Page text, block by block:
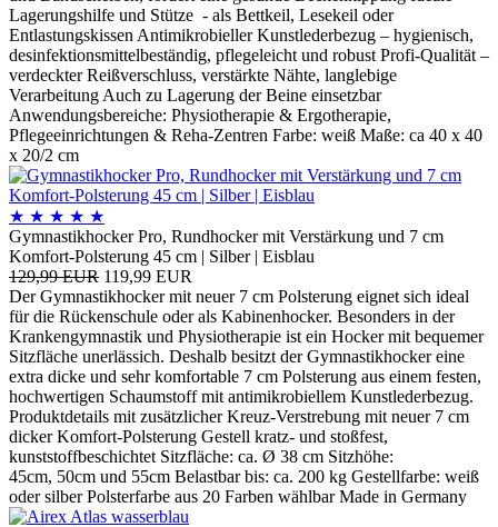
Lagerungshilfe und Stütze - als Bettkeil, Lesekeil oder
Entlastungskissen Antimikrobieller Kunstlederbezug – hygienisch,
desinfektionsmittelbeständig, pflegeleicht und robust Profi-Qualität –
verdeckter Reißverschluss, verstärkte Nähte, langlebige
Verarbeitung Auch zu Lagerung der Beine einsetzbar
Anwendungsbereiche: Physiotherapie & Ergotherapie,
Pflegeeinrichtungen & Reha-Zentren Farbe: weiß Maße: ca 40 x 40
x 20/2 cm
★ ★ ★ ★ ★
Gymnastikhocker Pro, Rundhocker mit Verstärkung und 7 cm
Komfort-Polsterung 45 cm | Silber | Eisblau
129,99 EUR 119,99 EUR
Der Gymnastikhocker mit neuer 7 cm Polsterung eignet sich ideal
für die Rückenschule oder als Kabinenhocker. Besonders in der
Krankengymnastik und Physiotherapie ist ein Hocker mit bequemer
Sitzfläche unerlässich. Deshalb besitzt der Gymnastikhocker eine
extra dicke und sehr komfortable 7 cm Polsterung aus einem festen,
hochwertigen Schaumstoff mit antimikrobiellem Kunstlederbezug.
Produktdetails mit zusätzlicher Kreuz-Verstrebung mit neuer 7 cm
dicker Komfort-Polsterung Gestell kratz- und stoßfest,
kunststoffbeschichtet Sitzfläche: ca. Ø 38 cm Sitzhöhe:
45cm, 50cm und 55cm Belastbar bis: ca. 200 kg Gestellfarbe: weiß
oder silber Polsterfarbe aus 20 Farben wählbar Made in Germany